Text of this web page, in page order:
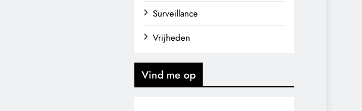
Surveillance
Vrijheden
Vind me op